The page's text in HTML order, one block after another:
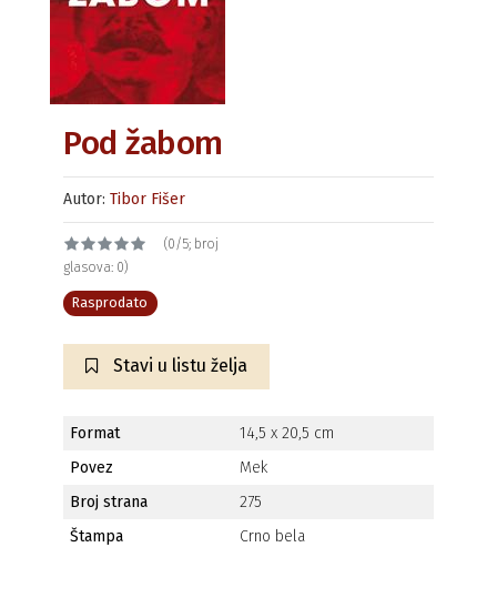
Pod žabom
Autor: Tibor Fišer
(0/5; broj
glasova: 0)
Rasprodato
Stavi u listu želja
Format
14,5 x 20,5 cm
Povez
Mek
Broj strana
275
Štampa
Crno bela